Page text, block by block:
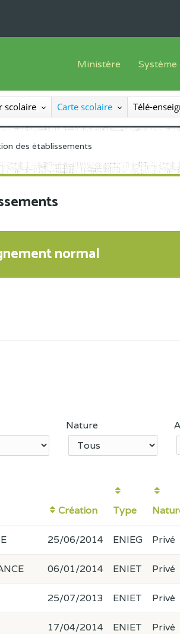
Ministère
Le Ministre
Le SEESEN
Inspection Générale
Organigramme
Offre de
scolaire Carte scolaire Télé-
des établissements
normal
Nature
Création Type
25/06/2014 ENIEG Privé
06/01/2014 ENIET Privé
25/07/2013 ENIET Privé
17/04/2014 ENIET Privé